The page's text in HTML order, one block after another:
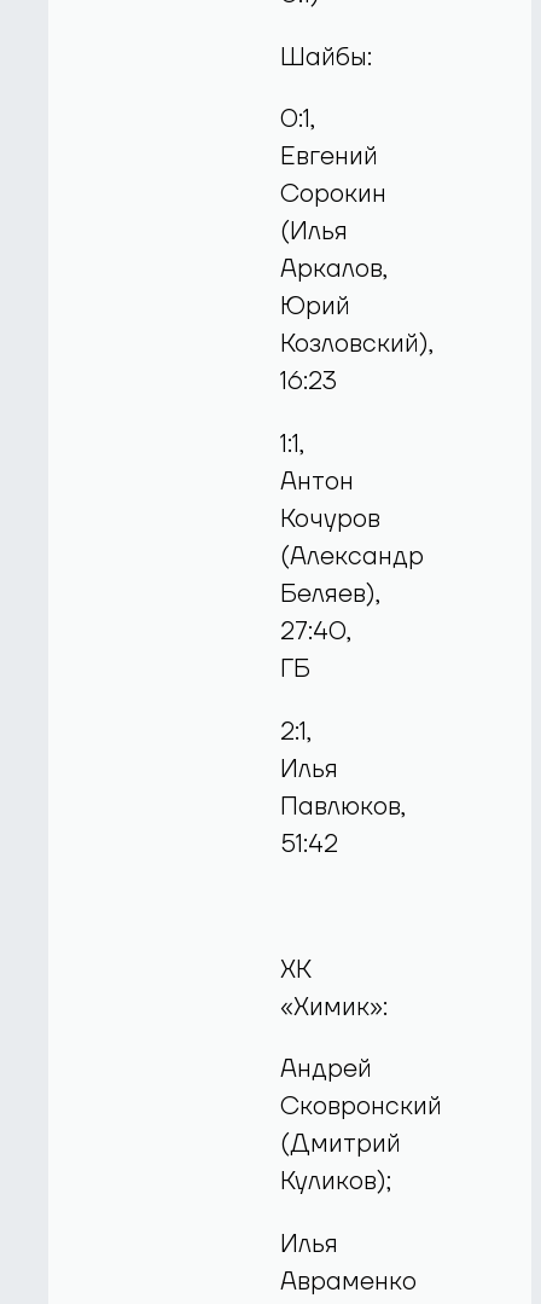
Шайбы:
0:1,
Евгений
Сорокин
(Илья
Аркалов,
Юрий
Козловский),
16:23
1:1,
Антон
Кочуров
(Александр
Беляев),
27:40,
ГБ
2:1,
Илья
Павлюков,
51:42
ХК
«Химик»:
Андрей
Сковронский
(Дмитрий
Куликов);
Илья
Авраменко